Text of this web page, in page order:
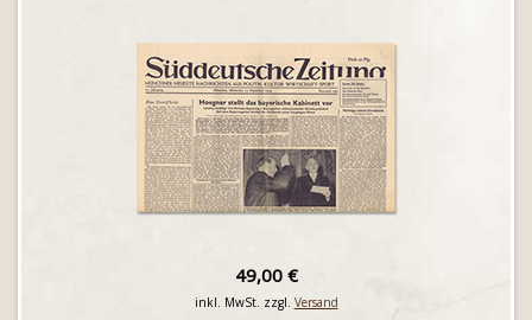
49,00 €
inkl. MwSt. zzgl. Versand